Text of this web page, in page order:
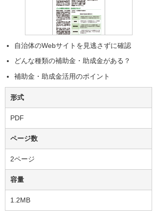
自治体のWebサイトを見逃さずに確認
どんな種類の補助金・助成金がある？
補助金・助成金活用のポイント
形式
PDF
ページ数
2ページ
容量
1.2MB